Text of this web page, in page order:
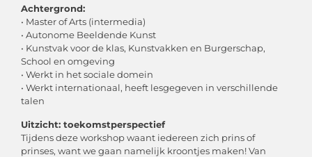
Achtergrond:
• Master of Arts (intermedia)
• Autonome Beeldende Kunst
• Kunstvak voor de klas, Kunstvakken en Burgerschap,
School en omgeving
• Werkt in het sociale domein
• Werkt internationaal, heeft lesgegeven in verschillende
talen
Uitzicht: toekomstperspectief
Tijdens deze workshop waant iedereen zich prins of
prinses, want we gaan namelijk kroontjes maken! Van